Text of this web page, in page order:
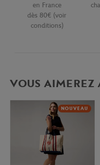
en France
dès 80€ (voir
conditions)
VOUS AIMEREZ
NOUVEAU